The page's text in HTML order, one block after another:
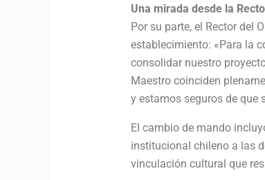
Una mirada desde la
Por su parte, el Rector del
establecimiento: «Para la
consolidar nuestro
Maestro coinciden
y estamos seguros de que
El cambio de mando
institucional chileno a las
vinculación cultural que